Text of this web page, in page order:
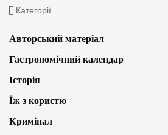
Категорії
Авторський матеріал
Гастрономічний календар
Історія
Їж з користю
Кримінал